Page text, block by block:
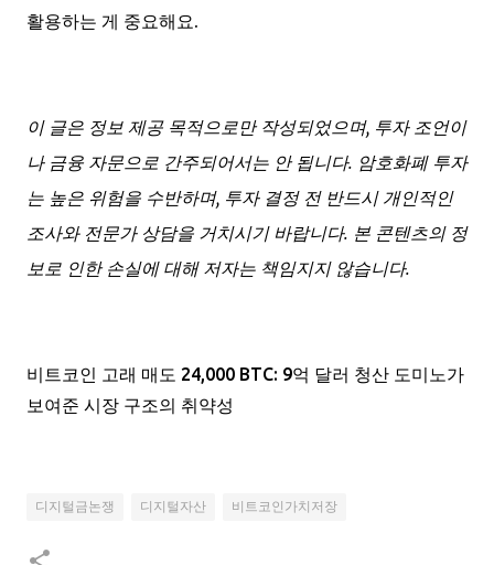
활용하는 게 중요해요.
이 글은 정보 제공 목적으로만 작성되었으며, 투자 조언이
나 금융 자문으로 간주되어서는 안 됩니다. 암호화폐 투자
는 높은 위험을 수반하며, 투자 결정 전 반드시 개인적인
조사와 전문가 상담을 거치시기 바랍니다. 본 콘텐츠의 정
보로 인한 손실에 대해 저자는 책임지지 않습니다.
비트코인 고래 매도 24,000 BTC: 9억 달러 청산 도미노가
보여준 시장 구조의 취약성
디지털금논쟁 디지털자산 비트코인가치저장